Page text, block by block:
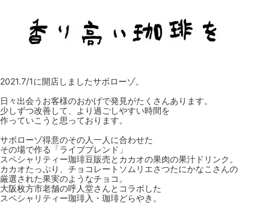
2021.7/1に開店しましたサボローゾ。
日々出会うお客様のおかげで発見がたくさんあります。
少しずつ改善して、より過ごしやすい時間を
作っていこうと思っております。
サボローゾ得意のその人一人に合わせた
その場で作る「ライブブレンド」
スペシャリティー珈琲豆販売とカカオの果肉の果汁ドリンク。
カカオたっぷり、チョコレートソムリエさつたにかなこさんの
厳選された果実のようなチョコ。
大阪枚方市老舗の呼人堂さんとコラボした
スペシャリティー珈琲入・珈琲どらやき。